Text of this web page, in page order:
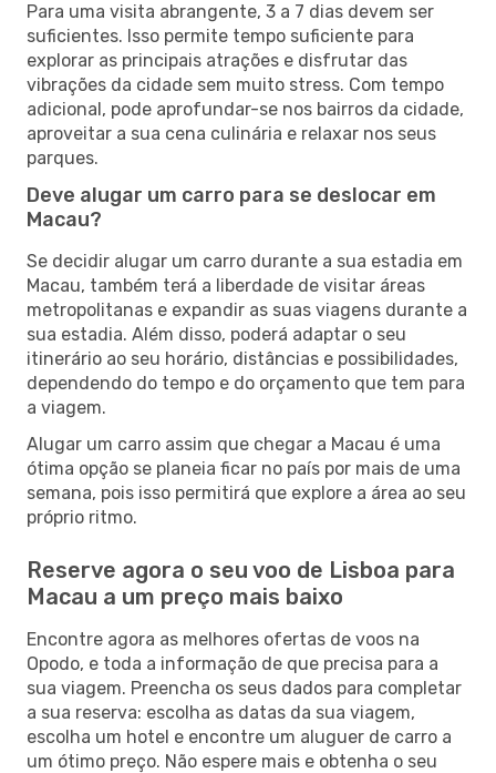
Para uma visita abrangente, 3 a 7 dias devem ser
suficientes. Isso permite tempo suficiente para
explorar as principais atrações e disfrutar das
vibrações da cidade sem muito stress. Com tempo
adicional, pode aprofundar-se nos bairros da cidade,
aproveitar a sua cena culinária e relaxar nos seus
parques.
Deve alugar um carro para se deslocar em
Macau?
Se decidir alugar um carro durante a sua estadia em
Macau, também terá a liberdade de visitar áreas
metropolitanas e expandir as suas viagens durante a
sua estadia. Além disso, poderá adaptar o seu
itinerário ao seu horário, distâncias e possibilidades,
dependendo do tempo e do orçamento que tem para
a viagem.
Alugar um carro assim que chegar a Macau é uma
ótima opção se planeia ficar no país por mais de uma
semana, pois isso permitirá que explore a área ao seu
próprio ritmo.
Reserve agora o seu voo de Lisboa para
Macau a um preço mais baixo
Encontre agora as melhores ofertas de voos na
Opodo, e toda a informação de que precisa para a
sua viagem. Preencha os seus dados para completar
a sua reserva: escolha as datas da sua viagem,
escolha um hotel e encontre um aluguer de carro a
um ótimo preço. Não espere mais e obtenha o seu